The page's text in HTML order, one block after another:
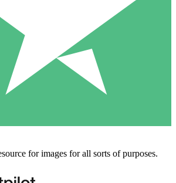
for images for all sorts of purposes.